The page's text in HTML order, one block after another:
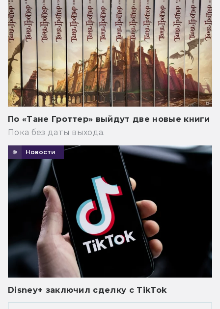
По «Тане Гроттер» выйдут две новые книги
Пока без даты выхода.
Новости
Disney+ заключил сделку с TikTok